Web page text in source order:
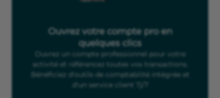
Ouvrez votre compte pro en
quelques clics
Ouvrez un compte professionnel pour votre
activité et référencez toutes vos transactions.
Bénéficiez d'outils de comptabilité intégrée et
d'un service client 7j/7